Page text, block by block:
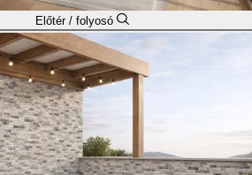
Előtér / folyosó